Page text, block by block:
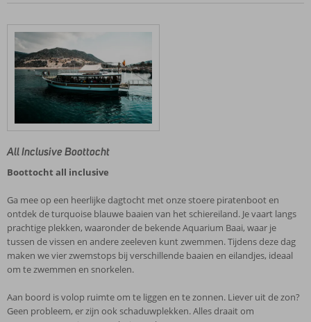
All Inclusive Boottocht
Boottocht all inclusive
Ga mee op een heerlijke dagtocht met onze stoere piratenboot en
ontdek de turquoise blauwe baaien van het schiereiland. Je vaart langs
prachtige plekken, waaronder de bekende Aquarium Baai, waar je
tussen de vissen en andere zeeleven kunt zwemmen. Tijdens deze dag
maken we vier zwemstops bij verschillende baaien en eilandjes, ideaal
om te zwemmen en snorkelen.
Aan boord is volop ruimte om te liggen en te zonnen. Liever uit de zon?
Geen probleem, er zijn ook schaduwplekken. Alles draait om